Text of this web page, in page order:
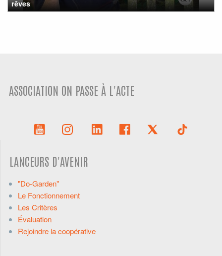
rêves
ASSOCIATION ON PASSE À L'ACTE
LANCEURS D'AVENIR
"Do-Garden"
Le Fonctionnement
Les Critères
Évaluation
Rejoindre la coopérative